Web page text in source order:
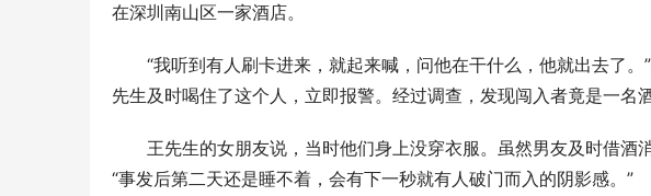
在深圳南山区一家酒店。
“我听到有人刷卡进来，就起来喊，问他在干什么，他就出去了
先生及时喝住了这个人，立即报警。经过调查，发现闯入者竟是一名
王先生的女朋友说，当时他们身上没穿衣服。虽然男友及时借酒
“事发后第二天还是睡不着，会有下一秒就有人破门而入的阴影感。”